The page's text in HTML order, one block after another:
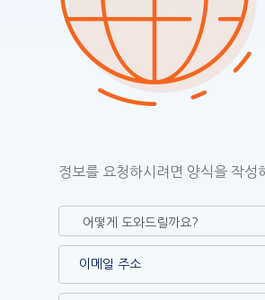
정보를 요청하시려면 양식을 작성